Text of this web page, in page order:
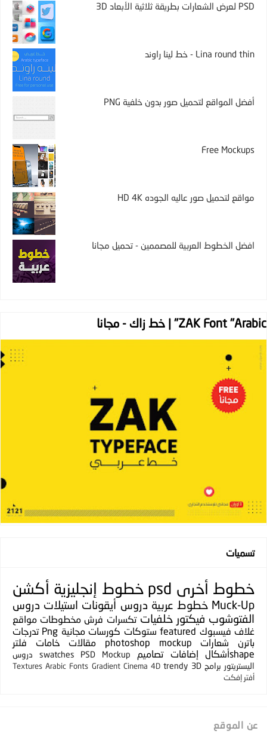
PSD لعرض الشعارات بطريقة ثلاثية الأبعاد 3D
Lina round thin - خط لينا راوند
أفضل المواقع لتحميل صور بدون خلفية PNG
Free Mockups
مواقع لتحميل صور عاليه الجوده HD 4K
افضل الخطوط العربية للمصممين - تحميل مجانا
ZAK Font "Arabic" | خط زاك - مجانا
تسميات
خطوط أخرى psd خطوط إنجليزية أكشن
Muck-Up خطوط عربية دروس أيقونات استيلات دروس
الفتوشوب فيكتور خلفيات تكسرات فرش مخطوطات مواقع
غلاف فيسبوك featured ستوكات كورسات مجانية Png تدرجات
باترن
شعارات photoshop mockup مقالات خامات
فلتر
shapeأشكال
إضافات تصاميم PSD Mockup
swatches
دروس
اليستريتور برامج 3D
trendy
Cinema 4D
Gradient
Arabic Fonts
Textures
أفتر إفكت
عن الموقع